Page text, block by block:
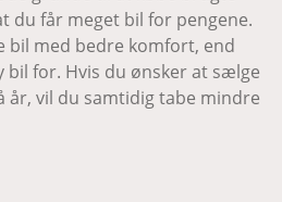
du får meget bil for pengene.
bil med bedre komfort, end
bil for. Hvis du ønsker at sælge
år, vil du samtidig tabe mindre